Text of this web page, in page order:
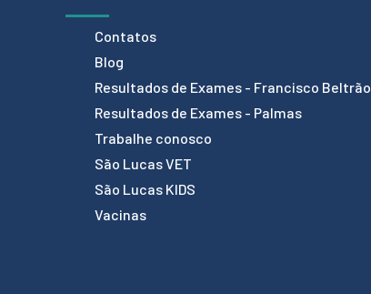
Contatos
Blog
Resultados de Exames - Francisco Beltrão
Resultados de Exames - Palmas
Trabalhe conosco
São Lucas VET
São Lucas KIDS
Vacinas